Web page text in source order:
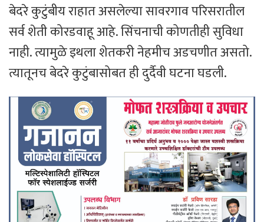
बेदरे कुटुंबीय राहात असलेल्या सावरगाव परिसरातील
सर्व शेती कोरडवाहू आहे. सिंचनाची कोणतीही सुविधा
नाही. त्यामुळे इथला शेतकरी नेहमीच अडचणीत असतो.
त्यातूनच बेदरे कुटुंबासोबत ही दुर्दैवी घटना घडली.